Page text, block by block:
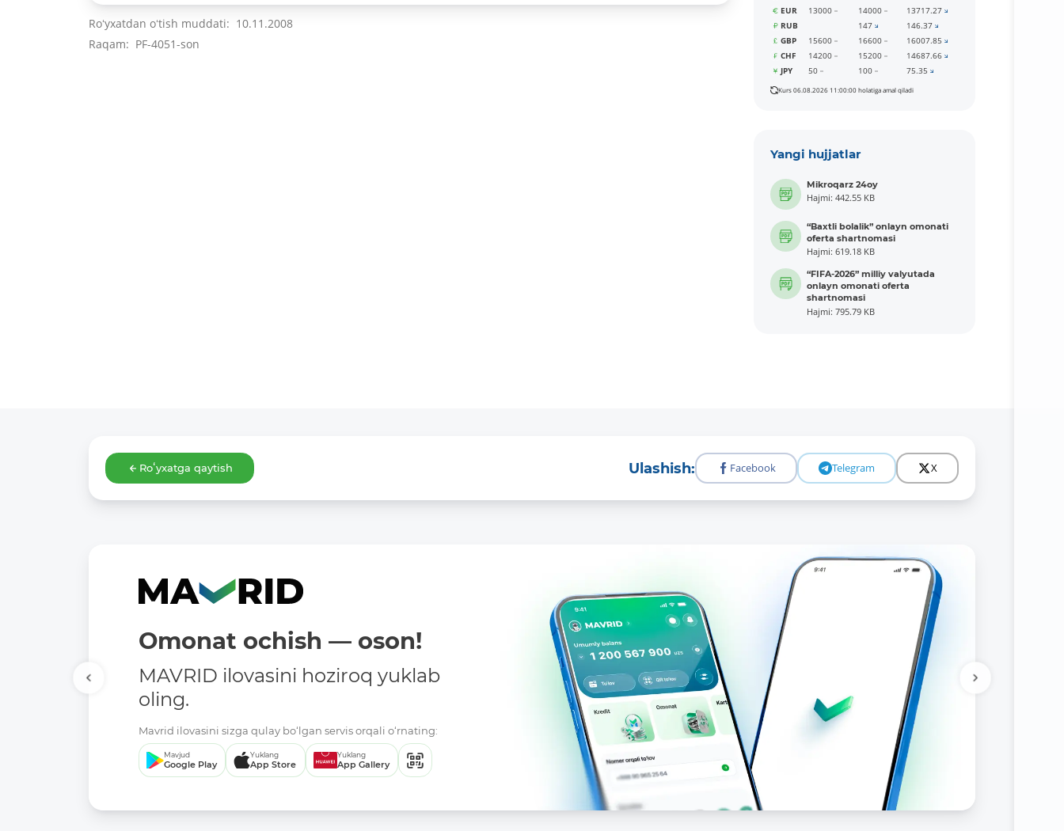
Roʻyxatdan oʻtish muddati: 10.11.2008
Raqam: PF-4051-son
EUR
13000 14000
13717.27
RUB
147
146.37
GBP
15600 16600
16007.85
CHF
14200 15200
14687.66
JPY
50 100 75.35
Kurs 06.08.2026 11:00:00 holatiga amal qiladi
Yangi hujjatlar
Mikroqarz 24oy
Hajmi: 442.55 KB
“Baxtli bolalik” onlayn omonati
oferta shartnomasi
Hajmi: 619.18 KB
“FIFA-2026” milliy valyutada
onlayn omonati oferta
shartnomasi
Hajmi: 795.79 KB
Roʻyxatga qaytish Ulashish: Facebook Telegram X
Omonat ochish — oson!
MAVRID ilovasini hoziroq yuklab
oling.
Mavrid ilovasini sizga qulay bo‘lgan servis orqali o‘rnating:
Mavjud
Google Play
Yuklang
App Store
Yuklang
App Gallery